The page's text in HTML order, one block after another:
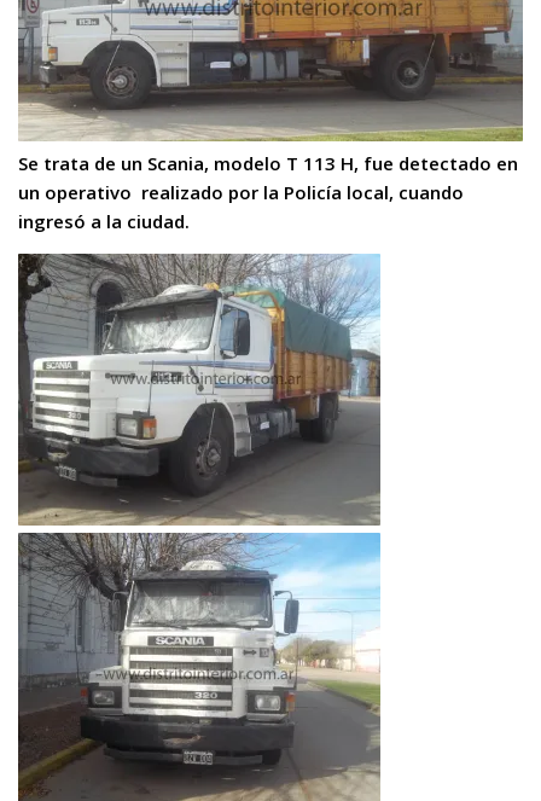
Se trata de un Scania, modelo T 113 H, fue detectado en
un operativo realizado por la Policía local, cuando
ingresó a la ciudad.